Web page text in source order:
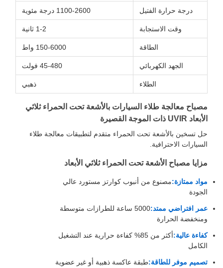
حرارة الفتيل 1100-2600 درجة مئوية
وقت الاستجابة
الجهد الكهربائي
معالجة طلاء السيارات بالأشعة تحت الحمراء ثلاثي
بالأشعة تحت الحمراء متقدم لتطبيقات معالجة طلاء
الاحترافية.
مصباح الأشعة تحت الحمراء ثلاثي الأبعاد
مصنوع من أنبوب كوارتز مستورد عالي
ممتد:
5000 ساعة للطرازات متوسطة
الحرارة
أكثر من 85% كفاءة حرارية عند التشغيل
موفر للطاقة:طبقة عاكسة ذهبية أو غير عضوية